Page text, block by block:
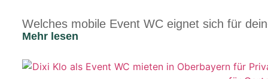
Welches mobile Event WC eignet sich für
Mehr lesen